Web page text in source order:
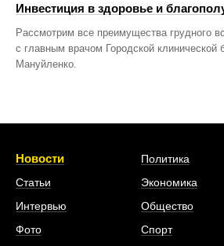
Инвестиция в здоровье и
Рассмотрим все преимущества грудного
с главным врачом Городской
Мануйленко.
Новости
Статьи
Интервью
Фото
Политика
Экономика
Общество
Спорт